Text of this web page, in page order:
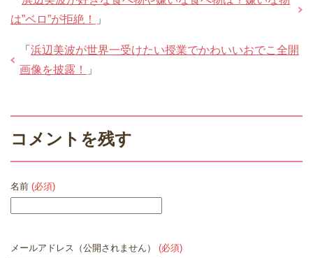
は”ベロ”が拒絶！
」
「 浜辺美波が世界一受けたい授業でかわいいおでこ全開
画像を披露！
」
コメントを残す
名前 (必須)
メールアドレス（公開されません） (必須)